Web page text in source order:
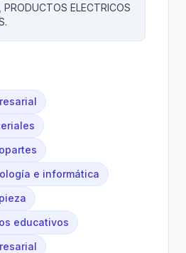
ELECTRICOS
e informática
educativos